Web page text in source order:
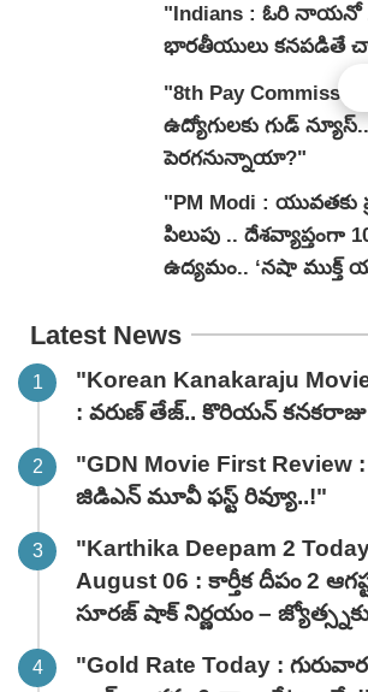
"Indians : ఓరి నాయనో
భారతీయులు కనపడితే
"8th Pay Commission
ఉద్యోగులకు గుడ్
పెరగనున్నాయా?"
"PM Modi : యువతకు
పిలుపు .. దేశవ్యాప్తంగా
ఉద్యమం.. ‘నషా ముక్త్
Latest News
"Korean Kanakaraju
: వరుణ్ తేజ్.. కొరియన్ కనకరాజు
"GDN Movie First
జిడిఎన్ మూవీ ఫ‌స్ట్ రివ్యూ..!"
"Karthika Deepam 2
August 06 : కార్తీక దీపం 2
సూరజ్ షాక్ నిర్ణయం – జ్యోత్స్నకు
"Gold Rate Today :